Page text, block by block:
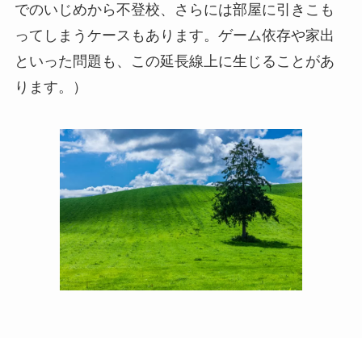
でのいじめから不登校、さらには部屋に引きこも
ってしまうケースもあります。ゲーム依存や家出
といった問題も、この延長線上に生じることがあ
ります。）